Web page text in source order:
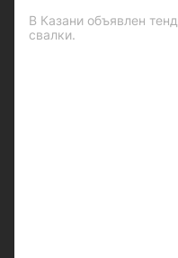
В Казани объявлен
свалки.